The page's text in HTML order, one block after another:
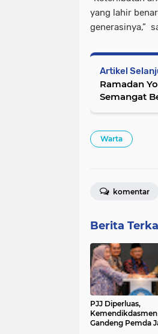
yang lahir
generasinya,”
Artikel
Ramadan
Semangat
Warta
komentar
Berita
PJJ Diperluas,
Kemendikdasmen
Gandeng Pemda